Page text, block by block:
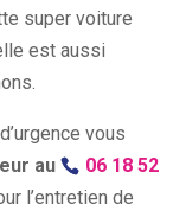
super voiture
est aussi
vous
au
06 18 52
l’entretien de